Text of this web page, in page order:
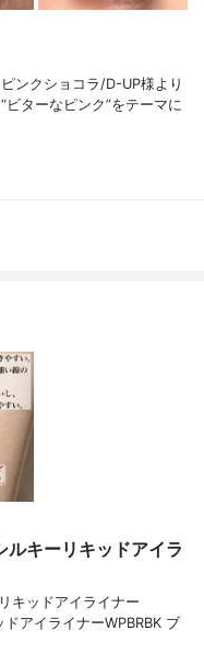
ンクショコラ/D-UP様より
ターなピンク”をテーマに
キーリキッドアイラ
キッドアイライナー
アイライナーWPBRBK ブ